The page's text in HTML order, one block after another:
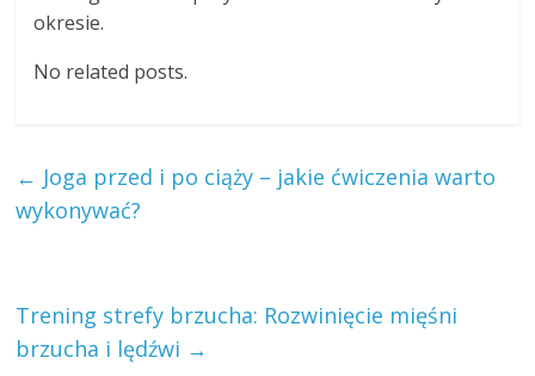
okresie.
No related posts.
← Joga przed i po ciąży – jakie ćwiczenia warto
wykonywać?
Trening strefy brzucha: Rozwinięcie mięśni
brzucha i lędźwi →